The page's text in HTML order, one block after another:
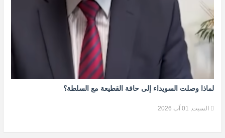
لماذا وصلت السويداء إلى حافة القطيعة مع السلطة؟
السبت, 01 آب 2026